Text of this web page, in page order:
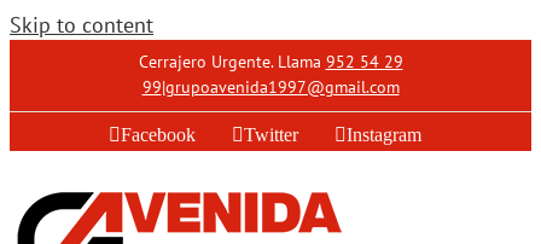
Skip to content
Cerrajero Urgente. Llama 952 54 29
99|grupoavenida1997@gmail.com
Facebook Twitter Instagram